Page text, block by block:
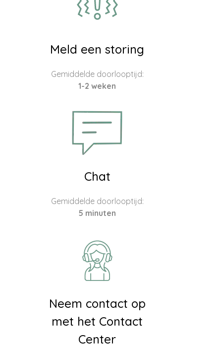
Meld een storing
Gemiddelde doorlooptijd:
1-2 weken
Chat
Gemiddelde doorlooptijd:
5 minuten
Neem contact op
met het Contact
Center